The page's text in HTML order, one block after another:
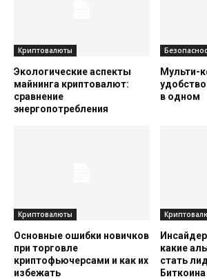
Криптовалюты
Экологические аспекты
майнинга криптовалют:
сравнение
энергопотребления
Мульти-
в одном
Криптовалюты
Основные ошибки новичков
при торговле
криптофьючерсами и как их
избежать
какие
стать